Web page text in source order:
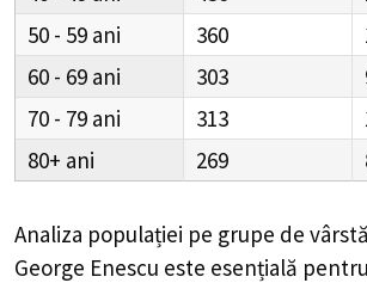
50 - 59
360
60 - 69
303
70 - 79
313
80+
269
Analiza populației pe grupe de
George Enescu este esențială